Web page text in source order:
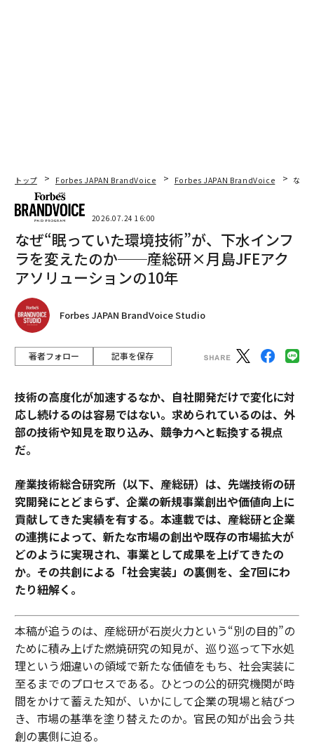
トップ Forbes JAPAN BrandVoice Forbes JAPAN BrandVoice なぜ
2026.07.24 16:00
なぜ“眠っていた環境技術”が、下水インフ
ラを変えたのか──産総研×月島JFEアク
アソリューションの10年
Forbes JAPAN BrandVoice Studio
著者フォロー 記事を保存
技術の高度化が加速するなか、自社開発だけで変化に対
応し続けるのは容易ではない。求められているのは、外
部の技術や知見を取り込み、競争力へと転換する視点
だ。
産業技術総合研究所（以下、産総研）は、先端技術の研
究開発にとどまらず、企業の新規事業創出や価値向上に
貢献してきた実績を有する。本連載では、産総研と企業
の連携によって、新たな市場の創出や既存の市場拡大が
どのように実現され、事業として成果を上げてきたの
か。その共創による「社会実装」の裏側を、全7回にわ
たり紐解く。
本稿が追うのは、産総研が石炭火力という“別の目的”の
ために積み上げた燃焼研究の知見が、巡り巡って下水処
理という畑違いの領域で新たな価値をもち、社会実装に
至るまでのプロセスである。ひとつの公的研究機関が時
間をかけて蓄えた知が、いかにして企業の現場と結びつ
き、市場の基準を塗り替えたのか。官民の知が出会う共
創の裏側に迫る。